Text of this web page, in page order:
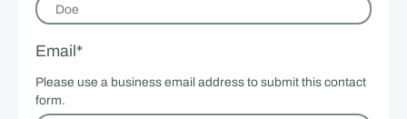
Email*
Please use a business email address to submit this contact
form.